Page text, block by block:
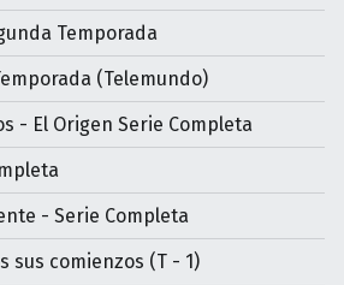
Temporada
(Telemundo)
- El Origen Serie Completa
- Serie Completa
sus comienzos (T - 1)